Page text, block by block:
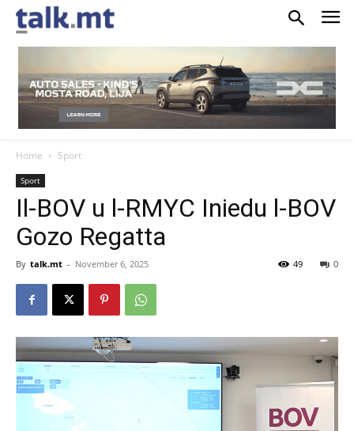
Home Sport
Sport
Il-BOV u l-RMYC Iniedu l-BOV
Gozo Regatta
By talk.mt - November 6, 2025 0
49